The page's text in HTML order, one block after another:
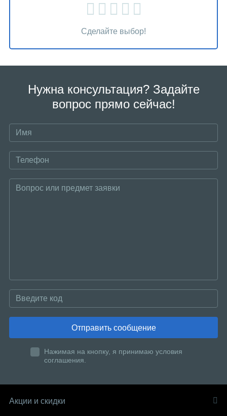
Сделайте выбор!
Нужна консультация? Задайте
вопрос прямо сейчас!
Отправить сообщение
Нажимая на кнопку, я принимаю условия
соглашения.
Акции и скидки